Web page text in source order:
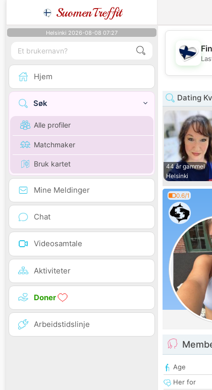
SuomenTreffit
Helsinki 2026-08-08 07:27
Hjem
Søk
Alle profiler
Matchmaker
Bruk kartet
Mine Meldinger
Chat
Videosamtale
Aktiviteter
Doner
Arbeidstidslinje
Dating
44 år gammel
Helsinki
0.6/1
Age
Her for